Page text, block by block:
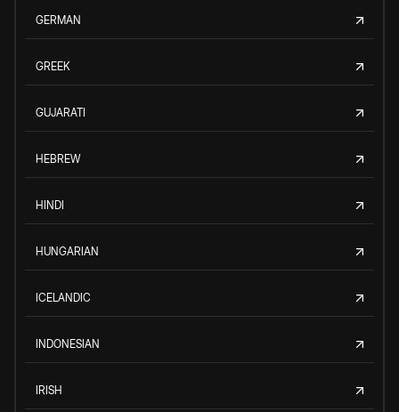
GERMAN
GREEK
GUJARATI
HEBREW
HINDI
HUNGARIAN
ICELANDIC
INDONESIAN
IRISH